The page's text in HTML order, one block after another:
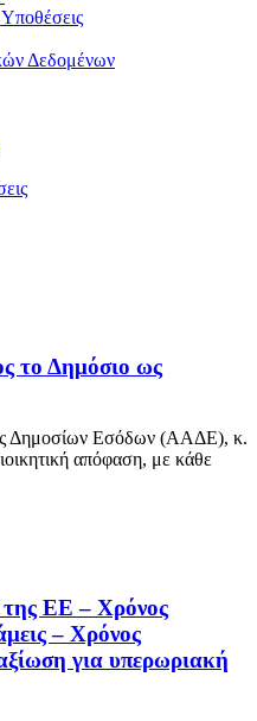
Δεδομένων
το Δημόσιο ως
Δημοσίων Εσόδων (ΑΑΔΕ), κ.
απόφαση, με κάθε
ΕΕ – Χρόνος
– Χρόνος
για υπερωριακή